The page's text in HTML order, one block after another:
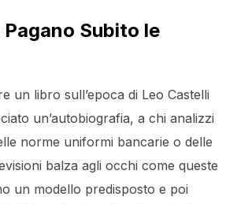
Subito le
un libro sull’epoca di Leo Castelli
un’autobiografia, a chi analizzi
norme uniformi bancarie o delle
balza agli occhi come queste
un modello predisposto e poi